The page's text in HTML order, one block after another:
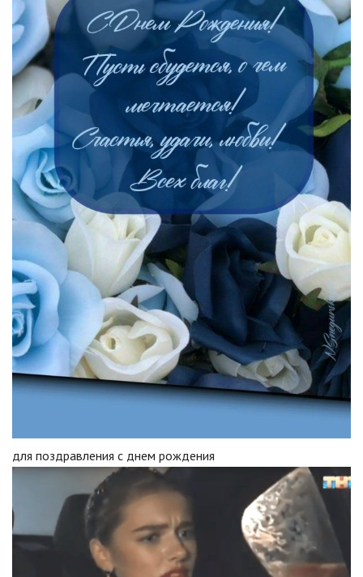
для поздравления с днем рождения